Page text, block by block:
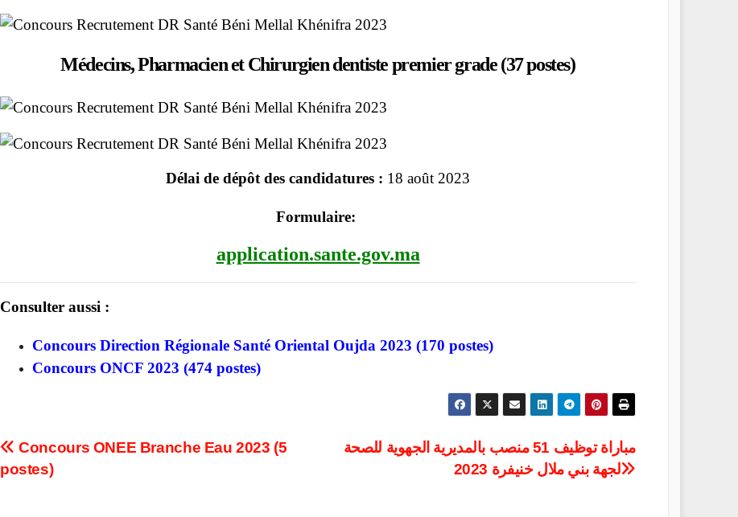
Médecins, Pharmacien et Chirurgien dentiste premier grade (37 postes)
Délai de dépôt des candidatures : 18 août 2023
​Formulaire​:
application.sante.gov.ma
Consulter aussi :
Concours Direction Régionale Santé Oriental Oujda 2023 (170 postes)
Concours ONCF 2023 (474 postes)
Post
navigation
مباراة توظيف 51 منصب بالمديرية الجهوية للصحة
لجهة بني ملال خنيفرة 2023
Concours ONEE Branche Eau 2023 (5
postes)